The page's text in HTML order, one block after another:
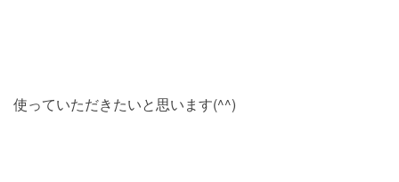
使っていただきたいと思います(^^)